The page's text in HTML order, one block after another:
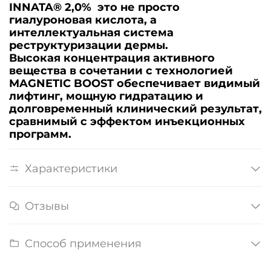
INNATA® 2,0% это не просто
гиалуроновая кислота, а
интеллектуальная система
реструктуризации дермы.
Высокая концентрация активного
вещества в сочетании с технологией
MAGNETIC BOOST обеспечивает видимый
лифтинг, мощную гидратацию и
долговременный клинический результат,
сравнимый с эффектом инъекционных
программ.
Характеристики
Отзывы
Способ применения